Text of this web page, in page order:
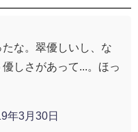
な。翠優しいし、な
しさがあって...。ほっ
年3月30日